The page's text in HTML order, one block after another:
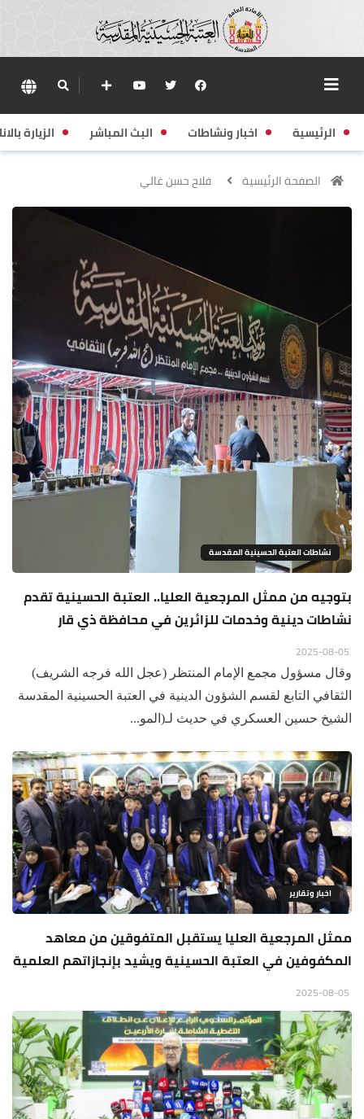
الرئيسية اخبار ونشاطات البث المباشر الزيارة
الصفحة الرئيسية فلاح حسن غالي
نشاطات العتبة الحسينية المقدسة
بتوجيه من ممثل المرجعية العليا.. العتبة الحسينية تقدم
نشاطات دينية وخدمات للزائرين في محافظة ذي قار
وقال مسؤول مجمع الإمام المنتظر (عجل الله فرجه الشريف)
الثقافي التابع لقسم الشؤون الدينية في العتبة الحسينية المقدسة
الشيخ حسين العسكري في حديث لـ(المو...
اخبار وتقارير
ممثل المرجعية العليا يستقبل المتفوقين من معاهد
المكفوفين في العتبة الحسينية ويشيد بإنجازاتهم العلمية